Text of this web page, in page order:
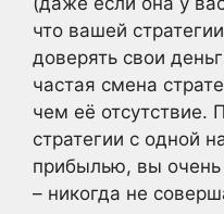
что вашей
доверять свои
частая смена
чем её отсутствие.
стратегии с одной
прибылью, вы
– никогда не